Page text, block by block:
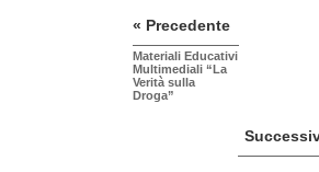
« Precedente
Materiali Educativi
Multimediali “La
Verità sulla
Droga”